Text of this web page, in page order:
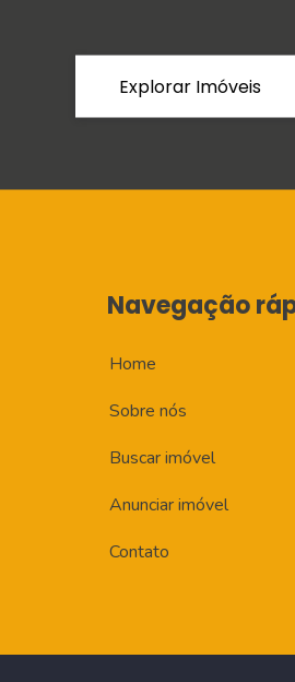
Explorar Imóveis
Navegação
Home
Sobre nós
Buscar imóvel
Anunciar imóvel
Contato